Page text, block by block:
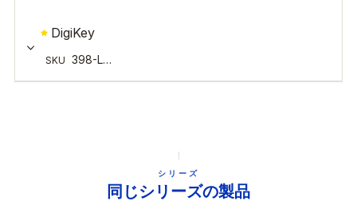
シリーズ
同じシリーズの製品